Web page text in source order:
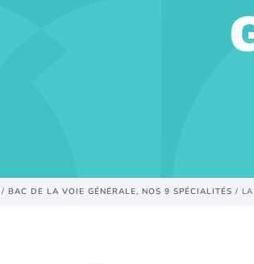
/ BAC DE LA VOIE GÉNÉRALE, NOS 9 SPÉCIALITÉS /